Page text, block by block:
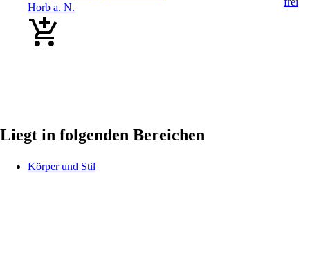
Horb a. N.
Liegt in folgenden Bereichen
Körper und Stil